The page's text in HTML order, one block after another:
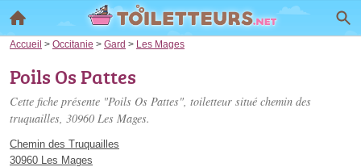
Accueil > Occitanie > Gard > Les Mages
Poils Os Pattes
Cette fiche présente "Poils Os Pattes", toiletteur situé chemin des
truquailles, 30960 Les Mages.
Chemin des Truquailles
30960 Les Mages